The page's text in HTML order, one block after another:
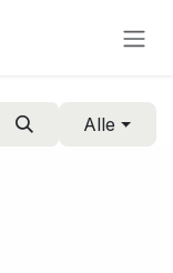
Alle